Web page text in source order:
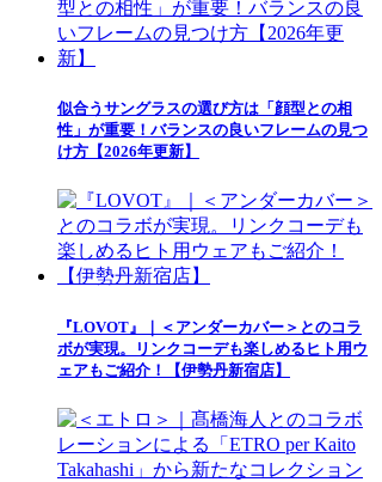
似合うサングラスの選び方は「顔型との相
性」が重要！バランスの良いフレームの見つ
け方【2026年更新】
『LOVOT』｜＜アンダーカバー＞とのコラ
ボが実現。リンクコーデも楽しめるヒト用ウ
ェアもご紹介！【伊勢丹新宿店】